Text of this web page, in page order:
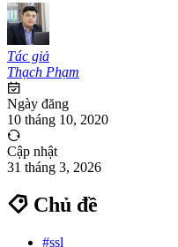
Tác giả
Thạch Phạm
Ngày đăng
10 tháng 10, 2020
Cập nhật
31 tháng 3, 2026
Chủ đề
#ssl